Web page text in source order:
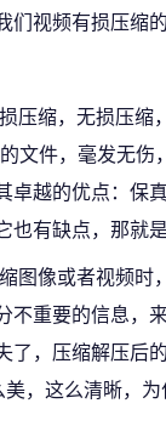
们视频有损压缩
压缩，无损压
文件，毫发无
卓越的优点：保
也有缺点，那就
图像或者视频
不重要的信息，
了，压缩解压后
，这么清晰，